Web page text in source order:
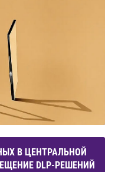
В ЦЕНТРАЛЬНОЙ
DLP-РЕШЕНИЙ